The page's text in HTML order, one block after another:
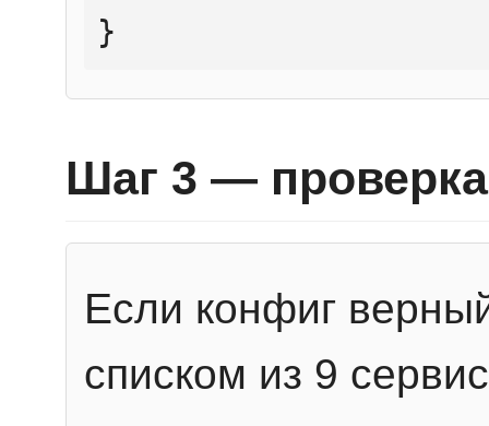
}
Шаг 3 — проверка
Если конфиг
списком из 9